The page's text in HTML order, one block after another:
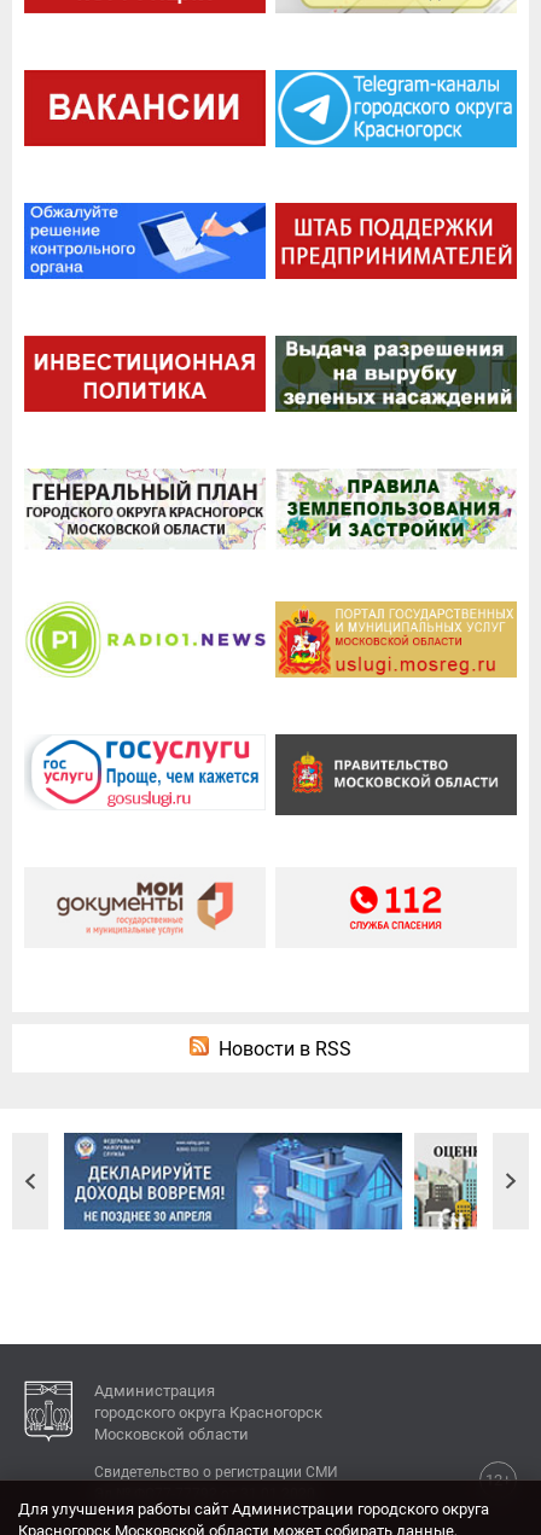
Новости в RSS
Администрация
городского округа Красногорск
Московской области
12+
Свидетельство о регистрации СМИ
Для улучшения работы сайт Администрации городского округа
Красногорск Московской области может собирать данные,